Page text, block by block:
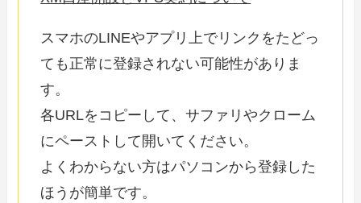
スマホのLINEやアプリ上でリンクをたどっ
ても正常に登録されない可能性がありま
す。
各URLをコピーして、サファリやクローム
にペーストして開いてください。
よくわからない方はパソコンから登録した
ほうが簡単です。